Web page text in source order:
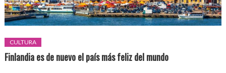
CULTURA
Finlandia es de nuevo el país más feliz del mundo